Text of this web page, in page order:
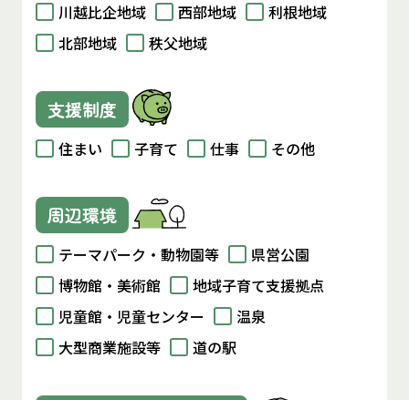
川越比企地域
西部地域
利根地域
北部地域
秩父地域
支援制度
住まい 子育て 仕事 その他
周辺環境
テーマパーク・動物園等
県営公園
博物館・美術館
地域子育て支援拠点
児童館・児童センター
温泉
大型商業施設等
道の駅